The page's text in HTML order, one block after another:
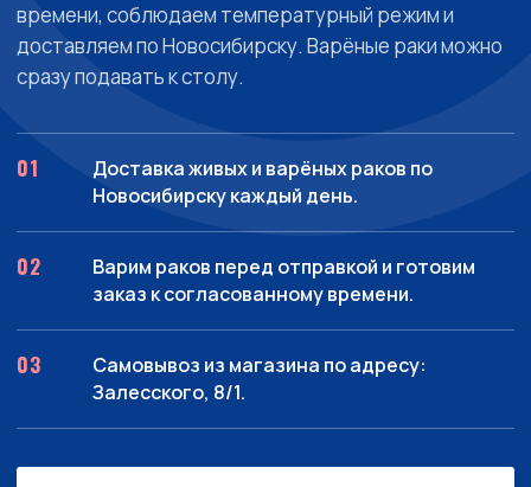
времени, соблюдаем температурный режим и
доставляем по Новосибирску. Варёные раки можно
сразу подавать к столу.
Доставка живых и варёных раков по
Новосибирску каждый день.
Варим раков перед отправкой и готовим
заказ к согласованному времени.
Самовывоз из магазина по адресу:
Залесского, 8/1.